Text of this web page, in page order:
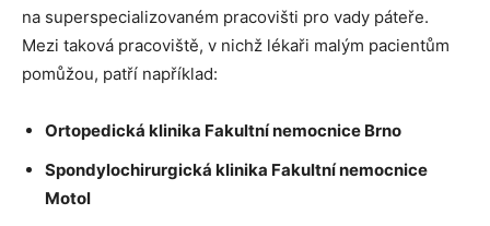
na superspecializovaném pracovišti pro vady páteře.
Mezi taková pracoviště, v nichž lékaři malým pacientům
pomůžou, patří například:
Ortopedická klinika Fakultní nemocnice Brno
Spondylochirurgická klinika Fakultní nemocnice
Motol